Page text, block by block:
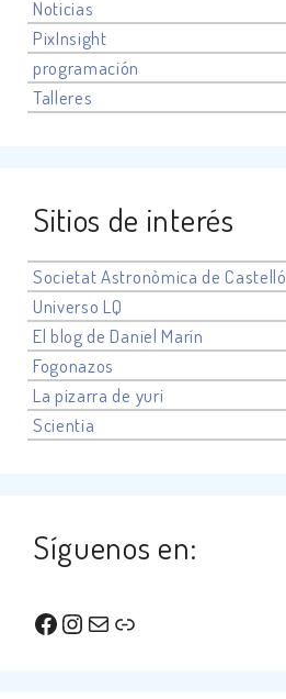
Noticias
PixInsight
programación
Talleres
Sitios de interés
Societat Astronòmica de Castelló
Universo LQ
El blog de Daniel Marín
Fogonazos
La pizarra de yuri
Scientia
Síguenos en:
Facebook
Instagram
Correo electrónico
Enlace